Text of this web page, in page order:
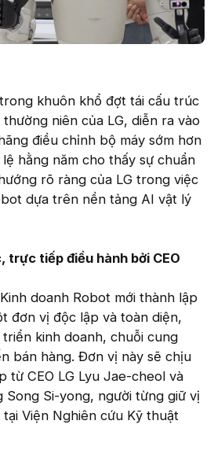
khuôn khổ đợt tái cấu trúc
niên của LG, diễn ra vào
điều chỉnh bộ máy sớm hơn
hằng năm cho thấy sự chuẩn
rõ ràng của LG trong việc
dựa trên nền tảng AI vật lý
trực tiếp điều hành bởi CEO
doanh Robot mới thành lập
đơn vị độc lập và toàn diện,
kinh doanh, chuỗi cung
bán hàng. Đơn vị này sẽ chịu
từ CEO LG Lyu Jae-cheol và
Song Si-yong, người từng giữ vị
Viện Nghiên cứu Kỹ thuật